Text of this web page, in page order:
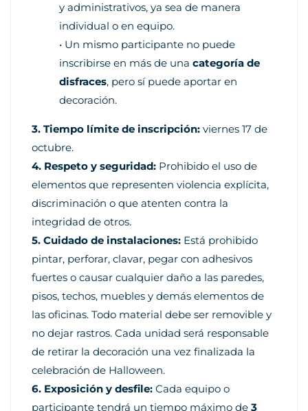
y administrativos, ya sea de manera
individual o en equipo.
• Un mismo participante no puede
inscribirse en más de una categoría de
disfraces, pero sí puede aportar en
decoración.
3. Tiempo límite de inscripción: viernes 17 de
octubre.
4. Respeto y seguridad: Prohibido el uso de
elementos que representen violencia explícita,
discriminación o que atenten contra la
integridad de otros.
5. Cuidado de instalaciones: Está prohibido
pintar, perforar, clavar, pegar con adhesivos
fuertes o causar cualquier daño a las paredes,
pisos, techos, muebles y demás elementos de
las oficinas. Todo material debe ser removible y
no dejar rastros. Cada unidad será responsable
de retirar la decoración una vez finalizada la
celebración de Halloween.
6. Exposición y desfile: Cada equipo o
participante tendrá un tiempo máximo de 3